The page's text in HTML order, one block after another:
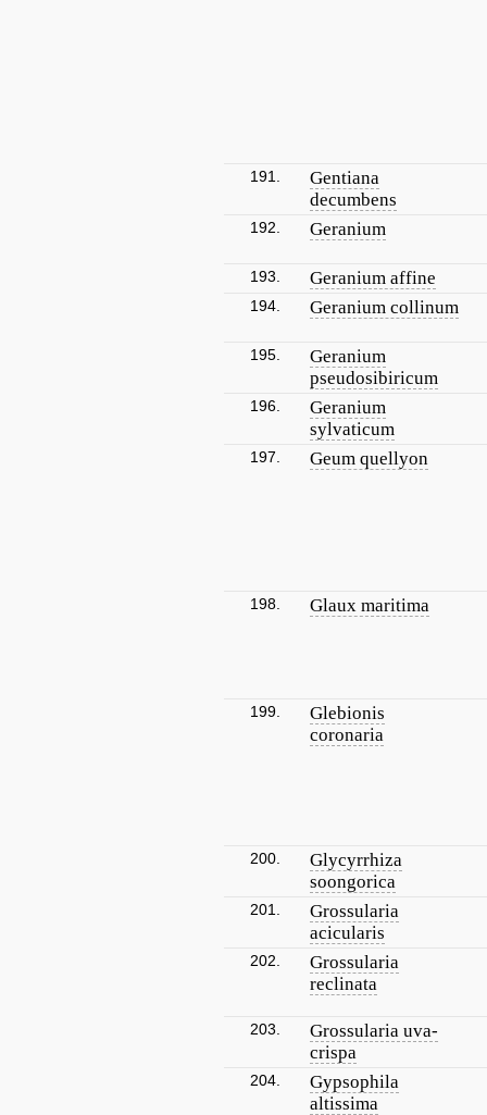
191.
Gentiana
decumbens
192. Geranium
193. Geranium affine
194. Geranium collinum
195.
Geranium
pseudosibiricum
196.
Geranium
sylvaticum
197. Geum quellyon
198. Glaux maritima
199.
Glebionis
coronaria
200.
Glycyrrhiza
soongorica
201.
Grossularia
acicularis
202.
Grossularia
reclinata
203.
Grossularia uva-
crispa
204.
Gypsophila
altissima